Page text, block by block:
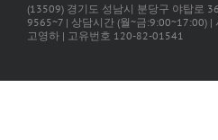
(13509) 경기도 성남시 분당구 야탑로
9565~7 | 상담시간 (월~금:9:00~17:00)
고영하 | 고유번호 120-82-01541